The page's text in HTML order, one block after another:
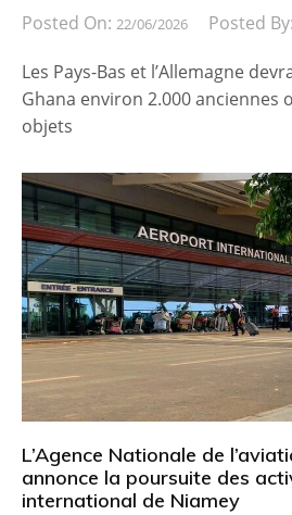
Posted On: 22/06/2026 Posted By:
Les Pays-Bas et l’Allemagne
Ghana environ 2.000 anciennes
objets
L’Agence Nationale de
annonce la poursuite des
international de Niamey